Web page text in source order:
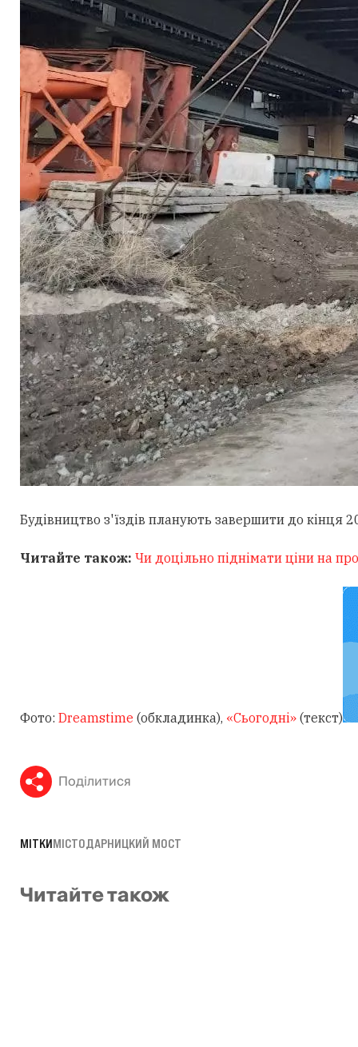
Будівництво з'їздів планують завершити до кінця
Читайте також: Чи доцільно піднімати ціни на
Фото: Dreamstime (обкладинка), «Сьогодні» (текст)
Поділитися
МІТКИМІСТОДАРНИЦКИЙ МОСТ
Читайте також